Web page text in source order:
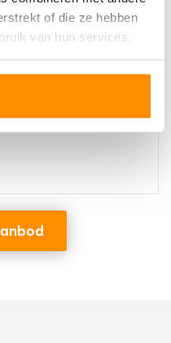
of die ze hebben
van hun services.